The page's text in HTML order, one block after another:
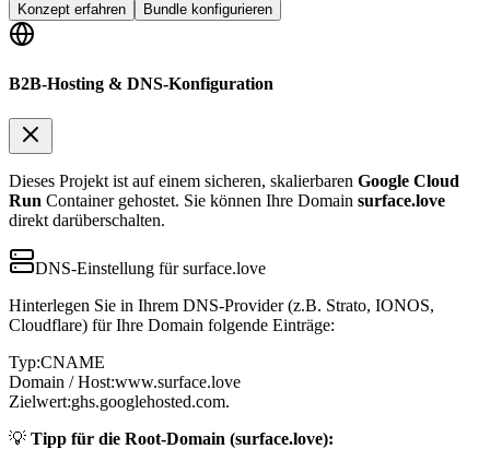
Konzept erfahren
Bundle konfigurieren
B2B-Hosting & DNS-Konfiguration
Dieses Projekt ist auf einem sicheren, skalierbaren Google Cloud
Run Container gehostet. Sie können Ihre Domain surface.love
direkt darüberschalten.
DNS-Einstellung für surface.love
Hinterlegen Sie in Ihrem DNS-Provider (z.B. Strato, IONOS,
Cloudflare) für Ihre Domain folgende Einträge:
Typ:CNAME
Domain / Host:www.surface.love
Zielwert:ghs.googlehosted.com.
💡 Tipp für die Root-Domain (surface.love):